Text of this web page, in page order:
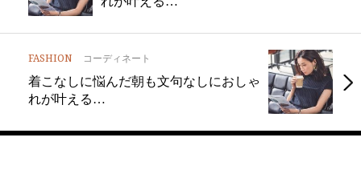
FASHION コーディネート
着こなしに悩んだ朝も文句なしにおしゃ
れが叶える…